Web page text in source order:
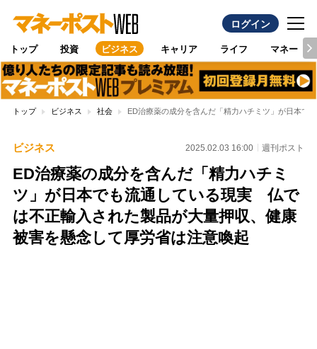
ログイン
トップ 投資 ビジネス キャリア ライフ マネー
トップ ビジネス 社会 ED治療薬の成分を含んだ「精力ハチミツ」が日本
ビジネス 2025.02.03 16:00 週刊ポスト
ED治療薬の成分を含んだ「精力ハチミ
ツ」が日本でも流通している現実 仏で
は不正輸入された製品が大量押収、健康
被害を懸念して厚労省は注意喚起